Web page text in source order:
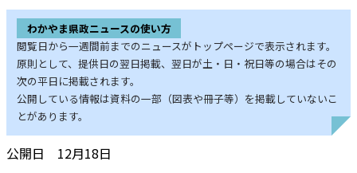
わかやま県政ニュースの使い方
閲覧日から一週間前までのニュースがトップページで表示されます。
原則として、提供日の翌日掲載、翌日が土・日・祝日等の場合はその
次の平日に掲載されます。
公開している情報は資料の一部（図表や冊子等）を掲載していないこ
とがあります。
公開日 12月18日